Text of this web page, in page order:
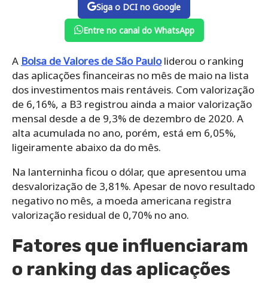
Siga o DCI no Google
Entre no canal do WhatsApp
A Bolsa de Valores de São Pauloliderou o ranking
das aplicações financeiras no mês de maio na lista
dos investimentos mais rentáveis. Com valorização
de 6,16%, a B3 registrou ainda a maior valorização
mensal desde a de 9,3% de dezembro de 2020. A
alta acumulada no ano, porém, está em 6,05%,
ligeiramente abaixo da do mês.
Na lanterninha ficou o dólar, que apresentou uma
desvalorização de 3,81%. Apesar de novo resultado
negativo no mês, a moeda americana registra
valorização residual de 0,70% no ano.
Fatores que influenciaram
o ranking das aplicações